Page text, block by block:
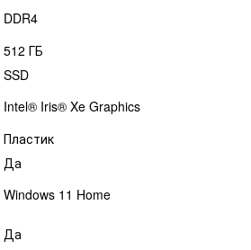
DDR4
512 ГБ
SSD
Intel® Iris® Xe Graphics
Пластик
Да
Windows 11 Home
Да